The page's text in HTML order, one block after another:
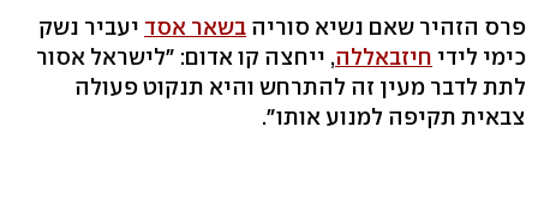
פרס הזהיר שאם נשיא סוריה בשאר אסד יעביר נשק
כימי לידי חיזבאללה, ייחצה קו אדום: "לישראל אסור
לתת לדבר מעין זה להתרחש והיא תנקוט פעולה
צבאית תקיפה למנוע אותו".